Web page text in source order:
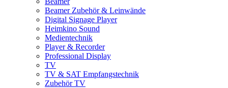
Beamer Zubehör & Leinwände
Digital Signage Player
Heimkino Sound
Medientechnik
Player & Recorder
Professional Display
TV
TV & SAT Empfangstechnik
Zubehör TV